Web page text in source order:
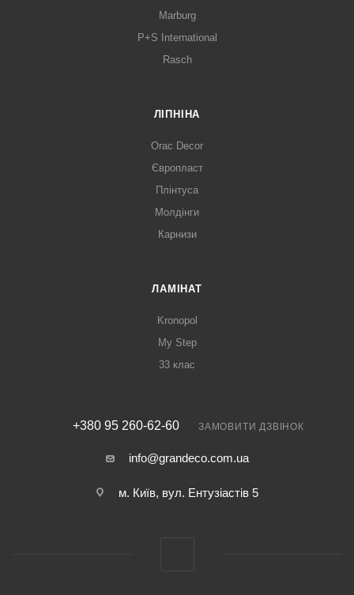
Marburg
P+S International
Rasch
ЛІПНІНА
Orac Decor
Європласт
Плінтуса
Молдінги
Карнизи
ЛАМІНАТ
Kronopol
My Step
33 клас
+380 95 260-62-60 ЗАМОВИТИ ДЗВІНОК
info@grandeco.com.ua
м. Київ, вул. Ентузіастів 5